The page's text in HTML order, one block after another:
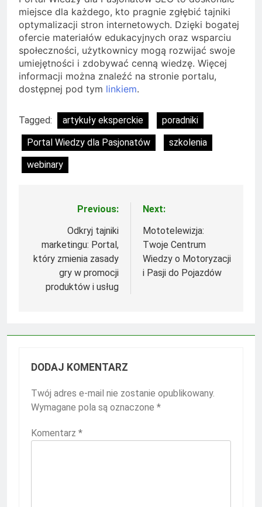
miejsce dla każdego, kto pragnie zgłębić tajniki
optymalizacji stron internetowych. Dzięki bogatej
ofercie materiałów edukacyjnych oraz wsparciu
społeczności, użytkownicy mogą rozwijać swoje
umiejętności i zdobywać cenną wiedzę. Więcej
informacji można znaleźć na stronie portalu,
dostępnej pod tym linkiem.
Tagged: artykuły eksperckie
poradniki
Portal Wiedzy dla Pasjonatów
szkolenia
webinary
NawigacjaPrevious:
Odkryj tajniki
marketingu: Portal,
który zmienia zasady
gry w promocji
produktów i usług
Next:
Mototelewizja:
Twoje Centrum
Wiedzy o Motoryzacji
i Pasji do Pojazdów
DODAJ KOMENTARZ
Twój adres e-mail nie zostanie opublikowany.
Wymagane pola są oznaczone *
Komentarz *